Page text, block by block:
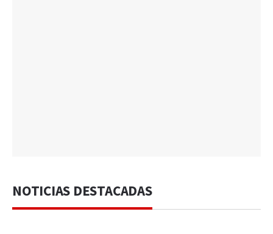
NOTICIAS DESTACADAS